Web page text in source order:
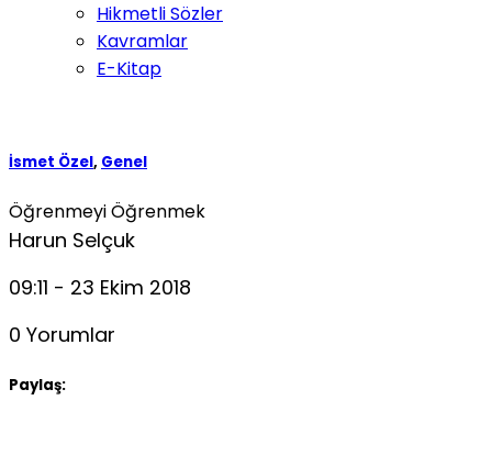
Hikmetli Sözler
Kavramlar
E-Kitap
İsmet Özel, Genel
Öğrenmeyi Öğrenmek
Harun Selçuk
09:11 - 23 Ekim 2018
0 Yorumlar
Paylaş: